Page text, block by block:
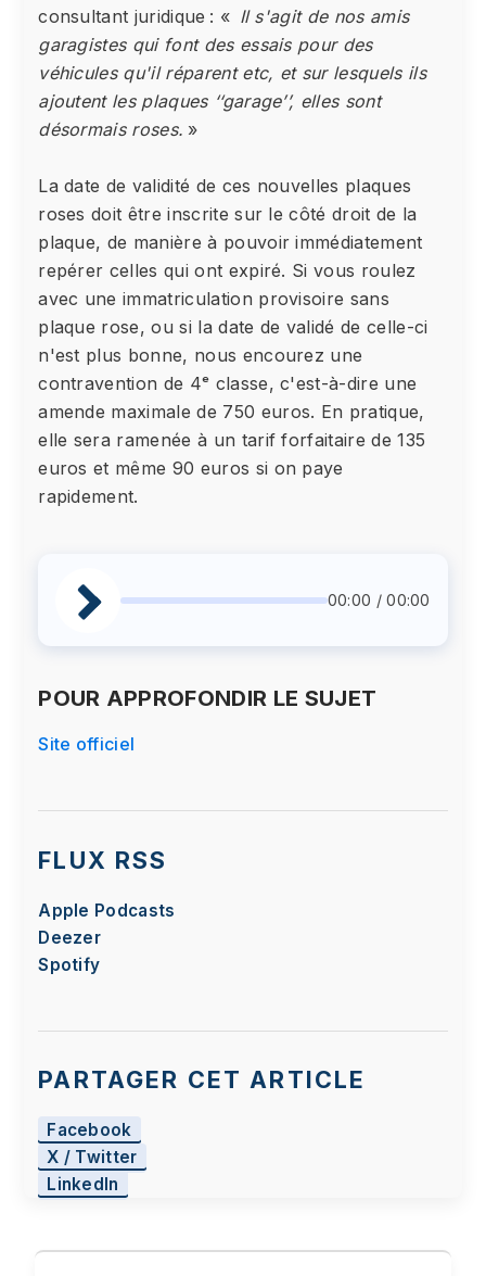
consultant juridique : « Il s'agit de nos amis
garagistes qui font des essais pour des
véhicules qu'il réparent etc, et sur lesquels ils
ajoutent les plaques ‘‘garage’’, elles sont
désormais roses. »
La date de validité de ces nouvelles plaques
roses doit être inscrite sur le côté droit de la
plaque, de manière à pouvoir immédiatement
repérer celles qui ont expiré. Si vous roulez
avec une immatriculation provisoire sans
plaque rose, ou si la date de validé de celle-ci
n'est plus bonne, nous encourez une
contravention de 4ᵉ classe, c'est-à-dire une
amende maximale de 750 euros. En pratique,
elle sera ramenée à un tarif forfaitaire de 135
euros et même 90 euros si on paye
rapidement.
00:00 / 00:00
POUR APPROFONDIR LE SUJET
Site officiel
FLUX RSS
Apple Podcasts
Deezer
Spotify
PARTAGER CET ARTICLE
Facebook
X / Twitter
LinkedIn